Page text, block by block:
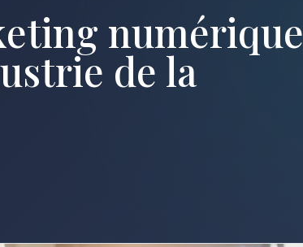
numérique
de la